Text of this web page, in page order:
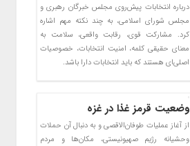
درباره انتخابات پیش‌روی مجلس خبرگان رهبری و
مجلس شورای اسلامی، به چند نکته مهم اشاره
کرد. مشارکت قوی، رقابت واقعی، سلامت به
معنای حقیقی کلمه، امنیت انتخابات، خصوصیات
اصلی‌ای هستند که باید انتخابات دارا باشد.
وضعیت قرمز غذا در غزه
از آغاز عملیات طوفان‌الاقصی و به دنبال آن حملات
وحشیانه رژیم صهیونیستی، مکان‌ها و مردم